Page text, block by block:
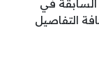
السابقة في
التفاصيل